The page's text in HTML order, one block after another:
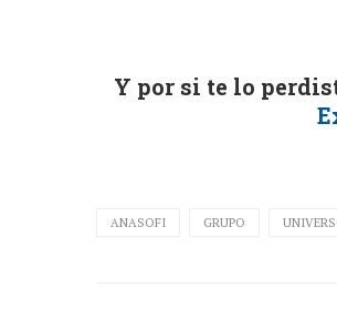
Y por si te lo
ANASOFI GRUPO